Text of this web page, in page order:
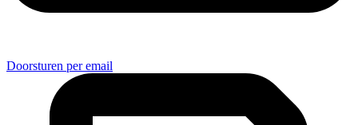
Doorsturen per email